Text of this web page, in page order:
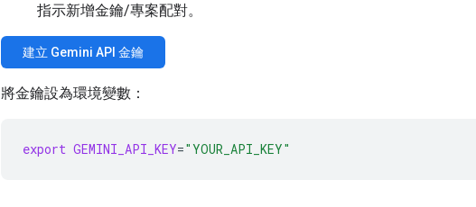
指示新增金鑰/專案配對。
建立 Gemini API 金鑰
將金鑰設為環境變數：
export GEMINI_API_KEY="YOUR_API_KEY"